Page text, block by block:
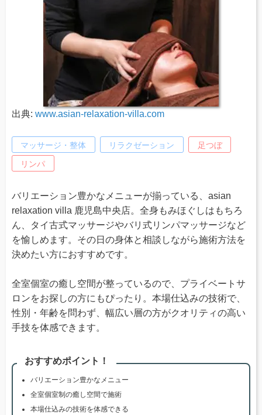
出典: www.asian-relaxation-villa.com
マッサージ・整体 リラクゼーション 足つぼ
リンパ
バリエーション豊かなメニューが揃っている、asian
relaxation villa 鹿児島中央店。全身もみほぐしはもちろ
ん、タイ古式マッサージやバリ式リンパマッサージなど
を愉しめます。その日の身体と相談しながら施術方法を
決めたい方におすすめです。
全室個室の癒し空間が整っているので、プライベートサ
ロンをお探しの方にもぴったり。本場仕込みの技術で、
性別・年齢を問わず、幅広い層の方がクオリティの高い
手技を体感できます。
おすすめポイント！
バリエーション豊かなメニュー
全室個室制の癒し空間で施術
本場仕込みの技術を体感できる